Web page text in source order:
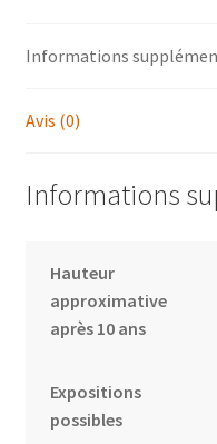
Informations
Avis (0)
Informations
Hauteur
approximative
après 10 ans
Expositions
possibles